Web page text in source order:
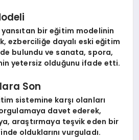
yansıtan bir eğitim modelinin
ezberciliğe dayalı eski eğitim
bulundu ve sanata, spora,
yetersiz olduğunu ifade etti.
Son
sistemine karşı olanları
davet ederek,
araştırmaya teşvik eden bir
olduklarını vurguladı.